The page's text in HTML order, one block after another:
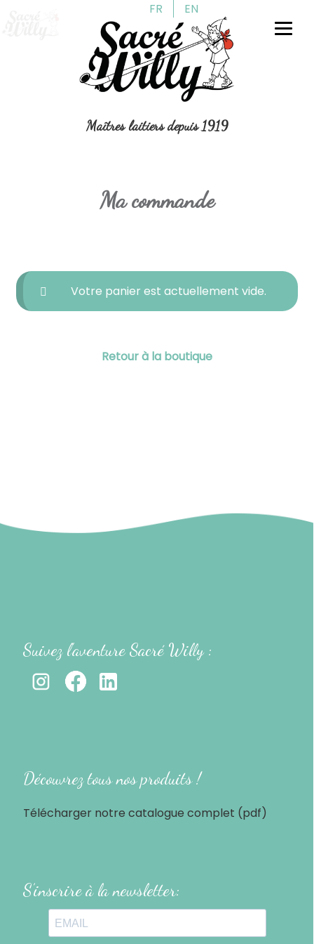
FR
EN
Aller
à
la
navigation
Aller
au
contenu
Maîtres laitiers depuis 1919
Ma commande
Votre panier est actuellement vide.
Retour à la boutique
Suivez l'aventure Sacré Willy :
Découvrez tous nos produits !
Télécharger notre catalogue complet (pdf)
S’inscrire à la newsletter: